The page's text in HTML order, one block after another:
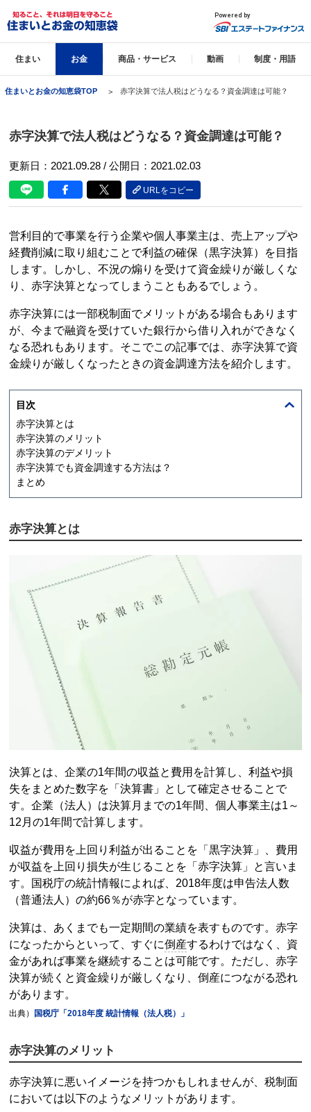
住まい お金 商品・サービス 動画 制度・用語
住まいとお金の知恵袋TOP 赤字決算で法人税はどうなる？資金調達は可能？
赤字決算で法人税はどうなる？資金調達は可能？
更新日： 2021.09.28 / 公開日：2021.02.03
URLをコピー
営利目的で事業を行う企業や個人事業主は、売上アップや
経費削減に取り組むことで利益の確保（黒字決算）を目指
します。しかし、不況の煽りを受けて資金繰りが厳しくな
り、赤字決算となってしまうこともあるでしょう。
赤字決算には一部税制面でメリットがある場合もあります
が、今まで融資を受けていた銀行から借り入れができなく
なる恐れもあります。そこでこの記事では、赤字決算で資
金繰りが厳しくなったときの資金調達方法を紹介します。
目次
赤字決算とは
赤字決算のメリット
赤字決算のデメリット
赤字決算でも資金調達する方法は？
まとめ
赤字決算とは
決算とは、企業の1年間の収益と費用を計算し、利益や損
失をまとめた数字を「決算書」として確定させることで
す。企業（法人）は決算月までの1年間、個人事業主は1～
12月の1年間で計算します。
収益が費用を上回り利益が出ることを「黒字決算」、費用
が収益を上回り損失が生じることを「赤字決算」と言いま
す。国税庁の統計情報によれば、2018年度は申告法人数
（普通法人）の約66％が赤字となっています。
決算は、あくまでも一定期間の業績を表すものです。赤字
になったからといって、すぐに倒産するわけではなく、資
金があれば事業を継続することは可能です。ただし、赤字
決算が続くと資金繰りが厳しくなり、倒産につながる恐れ
があります。
出典） 国税庁「2018年度 統計情報（法人税）」
赤字決算のメリット
赤字決算に悪いイメージを持つかもしれませんが、税制面
においては以下のようなメリットがあります。